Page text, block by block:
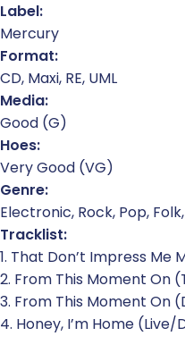
Label:
Mercury
Format:
CD, Maxi, RE, UML
Media:
Good (G)
Hoes:
Very Good (VG)
Genre:
Electronic, Rock, Pop,
Tracklist:
1. That Don’t Impress Me
2. From This Moment On
3. From This Moment On
4. Honey, I’m Home